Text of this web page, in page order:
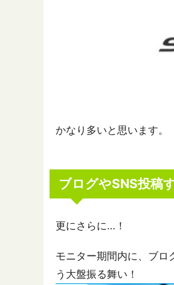
かなり多いと思います。
ブログやSNS投稿
更にさらに…！
モニター期間内に、ブロ
う大盤振る舞い！